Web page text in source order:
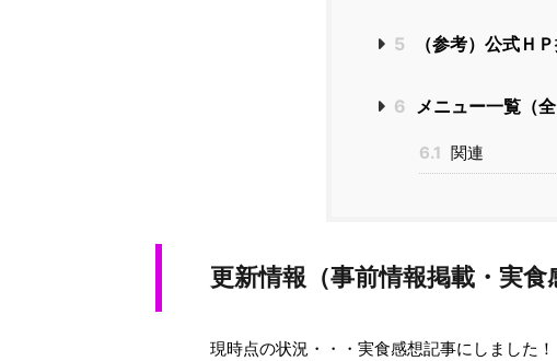
5 （参考）公式Ｈ
6 メニュー一覧（全
6.1 関連
更新情報（事前情報掲載・実食
現時点の状況・・・実食感想記事にしました！